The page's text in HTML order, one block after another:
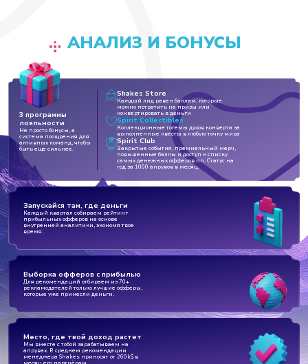
АНАЛИЗ И БОНУСЫ
Запускайся там, где деньги
Каждый квартал собираем рейтинг
прибыльных офферов на основе
внутренней аналитики, экономя твое
время.
Выборка офферов с прибылью
Для рекомендаций отбираем из 70+
рекламодателей только лучшие офферы,
которые уже принесли деньги.
Место, где твой доход растет
Мы вместе с тобой зарабатываем на
апрувах. В среднем рекомендации
менеджера Shakes приносят от 260k$ в
3 программы
лояльности
Не просто бонусы, а
система поощрения для
активных команд, чтобы
быть еще сильнее.
Shakes Store
Каждый лид равен баллам, которые
можно потратить на призы или
конвертировать в деньги
Spirit Collectibles
Коллекционные тотемы духов конверта за
выполненные квесты в любую точку мира
Spirit Club
Закрытые события, премиальный мерч,
повышенные баллы и доступ к списку
самых денежных офферов пп. Статус на
год за 1000 апрувов в месяц.